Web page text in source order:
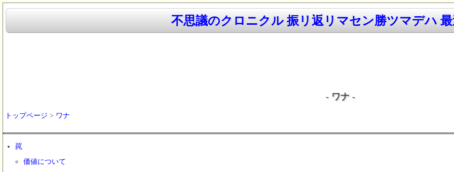
不思議のクロニクル 振リ返リマセン勝ツマデハ
- ワナ -
トップページ > ワナ
罠
価値について